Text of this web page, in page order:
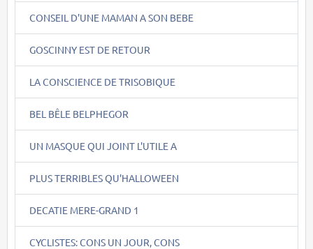
CONSEIL D'UNE MAMAN A SON BEBE
GOSCINNY EST DE RETOUR
LA CONSCIENCE DE TRISOBIQUE
BEL BÊLE BELPHEGOR
UN MASQUE QUI JOINT L'UTILE A
PLUS TERRIBLES QU'HALLOWEEN
DECATIE MERE-GRAND 1
CYCLISTES: CONS UN JOUR, CONS